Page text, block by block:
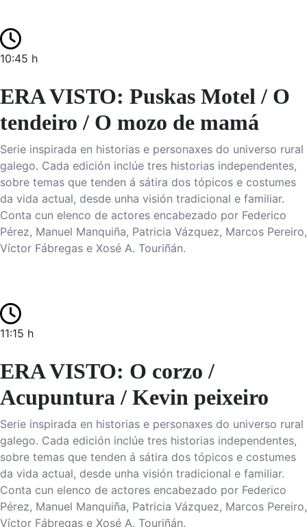
10:45 h
ERA VISTO: Puskas Motel / O
tendeiro / O mozo de mamá
Serie inspirada en historias e personaxes do universo rural
galego. Cada edición inclúe tres historias independentes,
sobre temas que tenden á sátira dos tópicos e costumes
da vida actual, desde unha visión tradicional e familiar.
Conta cun elenco de actores encabezado por Federico
Pérez, Manuel Manquiña, Patricia Vázquez, Marcos Pereiro,
Víctor Fábregas e Xosé A. Touriñán.
11:15 h
ERA VISTO: O corzo /
Acupuntura / Kevin peixeiro
Serie inspirada en historias e personaxes do universo rural
galego. Cada edición inclúe tres historias independentes,
sobre temas que tenden á sátira dos tópicos e costumes
da vida actual, desde unha visión tradicional e familiar.
Conta cun elenco de actores encabezado por Federico
Pérez, Manuel Manquiña, Patricia Vázquez, Marcos Pereiro,
Víctor Fábregas e Xosé A. Touriñán.